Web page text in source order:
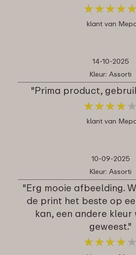
★★★★★
★★★★★
klant van
14-10-2025
Kleur: Assorti
"Prima product,
★★★★ ★
★★★★ ★
klant van
10-09-2025
Kleur: Assorti
"Erg mooie afbeelding.
de print het beste op
kan, een andere kleur
geweest."
★★★★ ★
★★★★ ★